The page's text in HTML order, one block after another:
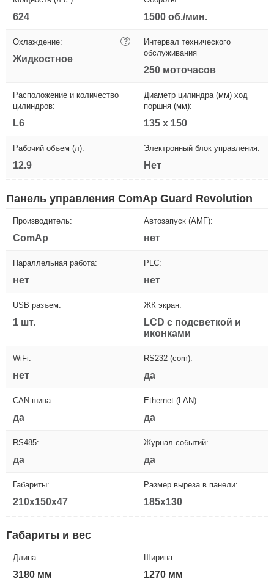
624 1500 об./мин.
Охлаждение: ?
Жидкостное
Интервал технического
обслуживания
250 моточасов
Расположение и количество
цилиндров:
L6
Диаметр цилиндра (мм) ход
поршня (мм):
135 x 150
Рабочий объем (л):
12.9
Электронный блок управления:
Нет
Панель управления ComAp Guard Revolution
Производитель:
ComAp
Автозапуск (AMF):
нет
Параллельная работа:
нет
PLC:
нет
USB разъем:
1 шт.
ЖК экран:
LCD с подсветкой и
иконками
WiFi:
нет
RS232 (com):
да
CAN-шина:
да
Ethernet (LAN):
да
RS485:
да
Журнал событий:
да
Габариты:
210x150x47
Размер выреза в панели:
185x130
Габариты и вес
Длина
3180 мм
Ширина
1270 мм